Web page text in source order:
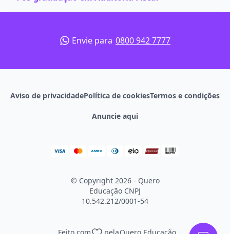
Envie para 0800 942 7777
Aviso de privacidadePolítica de cookiesTermos e condições
Anuncie aqui
© Copyright 2026 - Quero
Educação CNPJ
10.542.212/0001-54